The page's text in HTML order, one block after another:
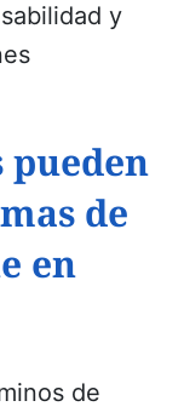
y
pueden
de
en
de